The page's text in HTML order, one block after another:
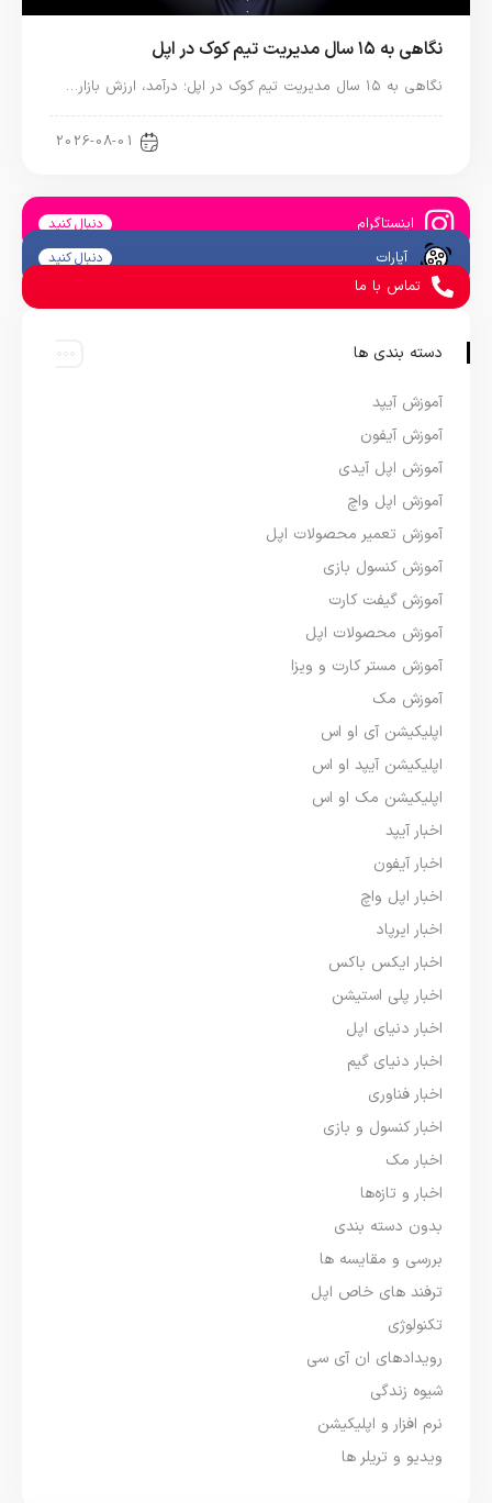
نگاهی به ۱۵ سال مدیریت تیم کوک در اپل
نگاهی به ۱۵ سال مدیریت تیم کوک در اپل؛ درآمد، ارزش بازار…
2026-08-01
اینستاگرام دنبال کنید
آپارات دنبال کنید
تماس با ما
دسته بندی ها
آموزش آیپد
آموزش آیفون
آموزش اپل آیدی
آموزش اپل واچ
آموزش تعمیر محصولات اپل
آموزش کنسول بازی
آموزش گیفت کارت
آموزش محصولات اپل
آموزش مستر کارت و ویزا
آموزش مک
اپلیکیشن آی او اس
اپلیکیشن آیپد او اس
اپلیکیشن مک او اس
اخبار آیپد
اخبار آیفون
اخبار اپل واچ
اخبار ایرپاد
اخبار ایکس باکس
اخبار پلی استیشن
اخبار دنیای اپل
اخبار دنیای گیم
اخبار فناوری
اخبار کنسول و بازی
اخبار مک
اخبار و تازه‌ها
بدون دسته بندی
بررسی و مقایسه ها
ترفند های خاص اپل
تکنولوژی
رویدادهای ان آی سی
شیوه زندگی
نرم افزار و اپلیکیشن
ویدیو و تریلر ها